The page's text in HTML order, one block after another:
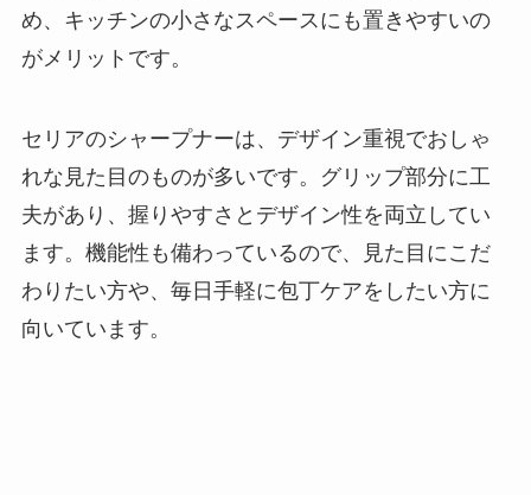
め、キッチンの小さなスペースにも置きやすいの
がメリットです。
セリアのシャープナーは、デザイン重視でおしゃ
れな見た目のものが多いです。グリップ部分に工
夫があり、握りやすさとデザイン性を両立してい
ます。機能性も備わっているので、見た目にこだ
わりたい方や、毎日手軽に包丁ケアをしたい方に
向いています。